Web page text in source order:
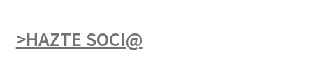
>HAZTE SOCI@